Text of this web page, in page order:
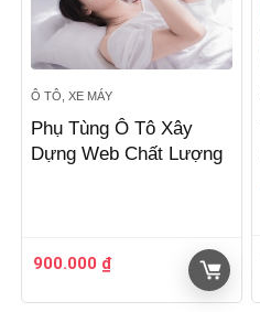
Ô TÔ, XE MÁY
Phụ Tùng Ô Tô Xây
Dựng Web Chất Lượng
900.000 ₫